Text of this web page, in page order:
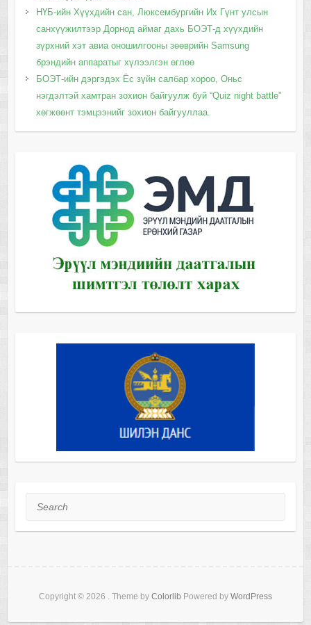
НҮБ-ийн Хүүхдийн сан, Люксембургийн Их Гүнт улсын
санхүүжилтээр Дорнод аймаг дахь БОЭТ-д хүүхдийн
зүрхний хэт авиа оношилгооны зөөврийн Samsung
брэндийн аппаратыг хүлээлгэн өглөө
БОЭТ-ийн дэргэдэх Ёс зүйн салбар хороо, Оньс
нэгдэлтэй хамтран зохион байгуулж буй “Quiz night battle”
хөгжөөнт тэмцээнийг зохион байгууллаа.
Search
Copyright © 2026 . Theme by Colorlib Powered by WordPress